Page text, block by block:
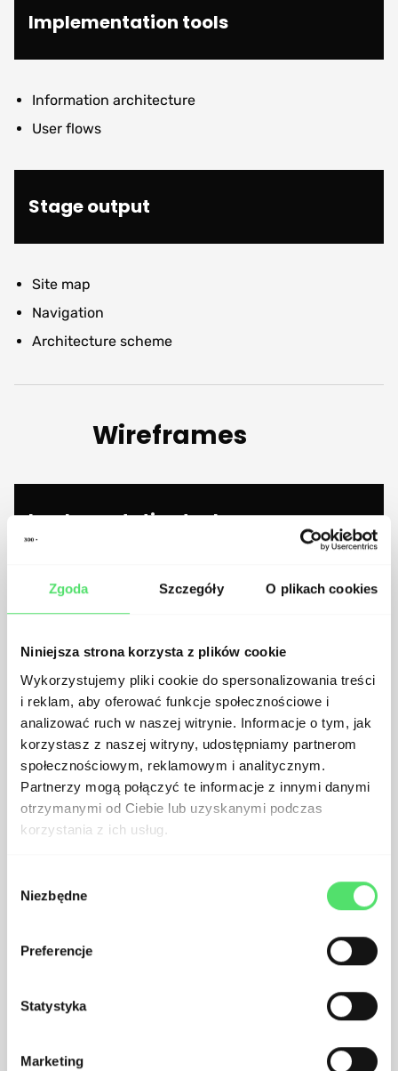
Zgoda Szczegóły O plikach cookies
Niniejsza strona korzysta z plików cookie
Wykorzystujemy pliki cookie do spersonalizowania treści
i reklam, aby oferować funkcje społecznościowe i
analizować ruch w naszej witrynie. Informacje o tym, jak
korzystasz z naszej witryny, udostępniamy partnerom
społecznościowym, reklamowym i analitycznym.
Partnerzy mogą połączyć te informacje z innymi danymi
otrzymanymi od Ciebie lub uzyskanymi podczas
korzystania z ich usług.
zgody
Niezbędne
Preferencje
Statystyka
Marketing
Implementation tools
Information architecture
User flows
Stage output
Site map
Navigation
Architecture scheme
Wireframes
Implementation tools
Lo-fi wireframes
Stage output
Feature requirements
Implementation tools